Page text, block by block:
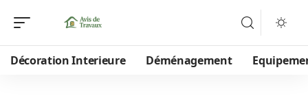
Décoration Interieure Déménagement